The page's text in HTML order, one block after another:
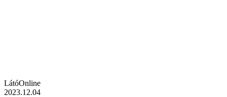
LátóOnline
2023.12.04